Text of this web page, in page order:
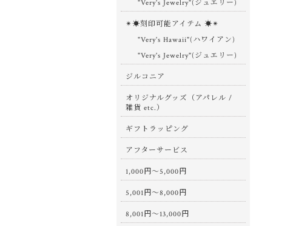
"Very's Jewelry"(ジュエリー)
✴︎☀︎刻印可能アイテム ☀︎✴︎
"Very's Hawaii"(ハワイアン)
"Very's Jewelry"(ジュエリー)
ジルコニア
オリジナルグッズ（アパレル /
雑貨 etc.）
ギフトラッピング
アフターサービス
1,000円〜5,000円
5,001円〜8,000円
8,001円〜13,000円